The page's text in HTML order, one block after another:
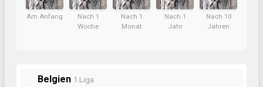
Am Anfang
Nach 1
Woche
Nach 1
Monat
Nach 1
Jahr
Nach 10
Jahren
Belgien 1.Liga